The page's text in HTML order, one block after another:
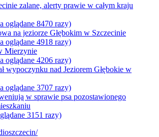
zalane, alerty prawie w całym kraju
oglądane 8470 razy)
na jeziorze Głębokim w Szczecinie
oglądane 4918 razy)
Mierzynie
oglądane 4206 razy)
wypoczynku nad Jeziorem Głębokie w
oglądane 3707 razy)
w sprawie psa pozostawionego
3151 razy)